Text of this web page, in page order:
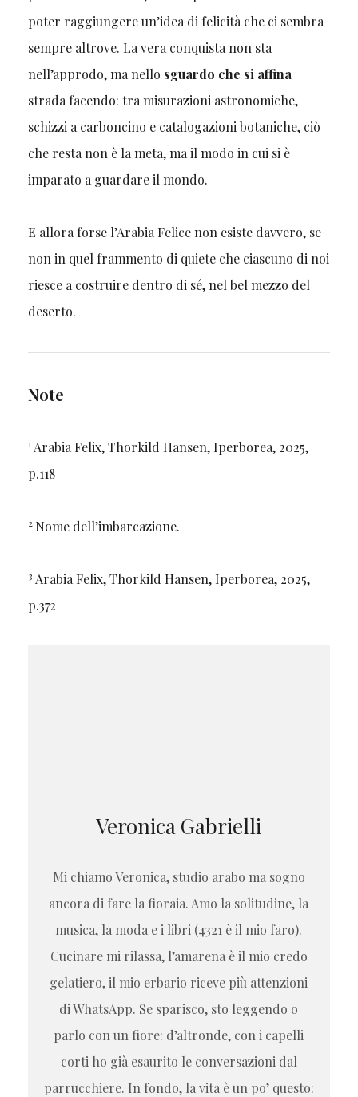
poter raggiungere un’idea di felicità che ci sembra
sempre altrove. La vera conquista non sta
nell’approdo, ma nello sguardo che si affina
strada facendo: tra misurazioni astronomiche,
schizzi a carboncino e catalogazioni botaniche, ciò
che resta non è la meta, ma il modo in cui si è
imparato a guardare il mondo.
E allora forse l’Arabia Felice non esiste davvero, se
non in quel frammento di quiete che ciascuno di noi
riesce a costruire dentro di sé, nel bel mezzo del
deserto.
Note
1 Arabia Felix, Thorkild Hansen, Iperborea, 2025,
p.118
2 Nome dell’imbarcazione.
3 Arabia Felix, Thorkild Hansen, Iperborea, 2025,
p.372
Veronica Gabrielli
Mi chiamo Veronica, studio arabo ma sogno
ancora di fare la fioraia. Amo la solitudine, la
musica, la moda e i libri (4321 è il mio faro).
Cucinare mi rilassa, l’amarena è il mio credo
gelatiero, il mio erbario riceve più attenzioni
di WhatsApp. Se sparisco, sto leggendo o
parlo con un fiore: d’altronde, con i capelli
corti ho già esaurito le conversazioni dal
parrucchiere. In fondo, la vita è un po’ questo: